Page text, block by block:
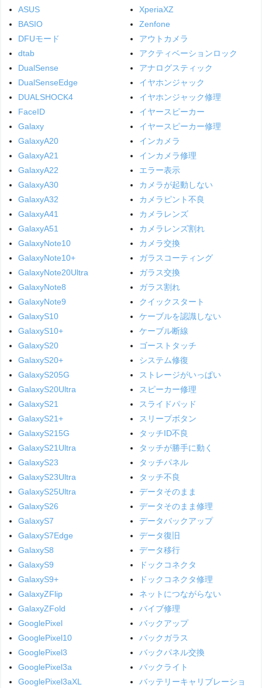
ASUS
BASIO
DFUモード
dtab
DualSense
DualSenseEdge
DUALSHOCK4
FaceID
Galaxy
GalaxyA20
GalaxyA21
GalaxyA22
GalaxyA30
GalaxyA32
GalaxyA41
GalaxyA51
GalaxyNote10
GalaxyNote10+
GalaxyNote20Ultra
GalaxyNote8
GalaxyNote9
GalaxyS10
GalaxyS10+
GalaxyS20
GalaxyS20+
GalaxyS205G
GalaxyS20Ultra
GalaxyS21
GalaxyS21+
GalaxyS215G
GalaxyS21Ultra
GalaxyS23
GalaxyS23Ultra
GalaxyS25Ultra
GalaxyS26
GalaxyS7
GalaxyS7Edge
GalaxyS8
GalaxyS9
GalaxyS9+
GalaxyZFlip
GalaxyZFold
GooglePixel
GooglePixel10
GooglePixel3
GooglePixel3a
GooglePixel3aXL
XperiaXZ
Zenfone
アウトカメラ
アクティベーションロック
アナログスティック
イヤホンジャック
イヤホンジャック修理
イヤースピーカー
イヤースピーカー修理
インカメラ
インカメラ修理
エラー表示
カメラが起動しない
カメラピント不良
カメラレンズ
カメラレンズ割れ
カメラ交換
ガラスコーティング
ガラス交換
ガラス割れ
クイックスタート
ケーブルを認識しない
ケーブル断線
ゴーストタッチ
システム修復
ストレージがいっぱい
スピーカー修理
スライドパッド
スリープボタン
タッチID不良
タッチが勝手に動く
タッチパネル
タッチ不良
データそのまま
データそのまま修理
データバックアップ
データ復旧
データ移行
ドックコネクタ
ドックコネクタ修理
ネットにつながらない
バイブ修理
バックアップ
バックガラス
バックパネル交換
バックライト
バッテリーキャリブレーショ